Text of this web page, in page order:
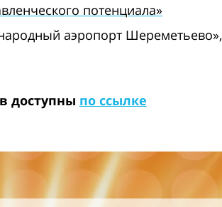
потенциала»
аэропорт Шереметьево»,
доступны по ссылке